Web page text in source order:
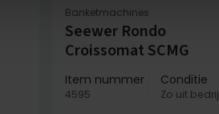
Banketmachines
Seewer Rondo
Croissomat SCMG
Item nummer
4595
Conditie
Zo uit